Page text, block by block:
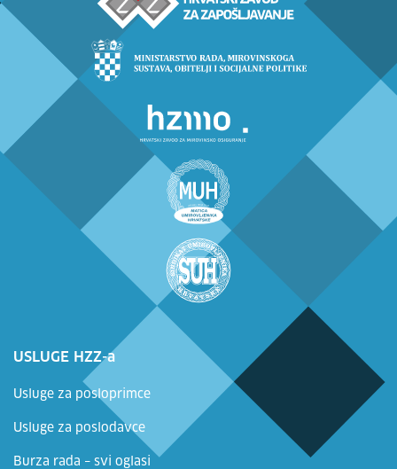
USLUGE HZZ-a
Usluge za posloprimce
Usluge za poslodavce
Burza rada – svi oglasi